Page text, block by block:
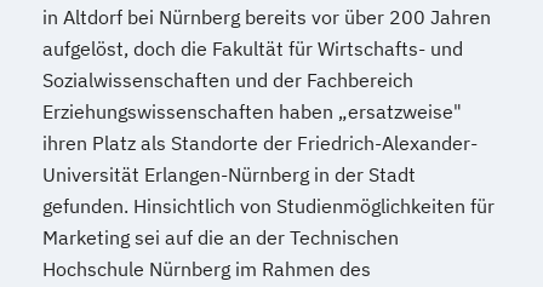
in Altdorf bei Nürnberg bereits vor über 200 Jahren
aufgelöst, doch die Fakultät für Wirtschafts- und
Sozialwissenschaften und der Fachbereich
Erziehungswissenschaften haben „ersatzweise"
ihren Platz als Standorte der Friedrich-Alexander-
Universität Erlangen-Nürnberg in der Stadt
gefunden. Hinsichtlich von Studienmöglichkeiten für
Marketing sei auf die an der Technischen
Hochschule Nürnberg im Rahmen des